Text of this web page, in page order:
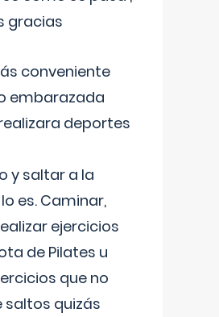
gracias
conveniente
embarazada
deportes
y saltar a la
es. Caminar,
ejercicios
de Pilates u
que no
saltos quizás